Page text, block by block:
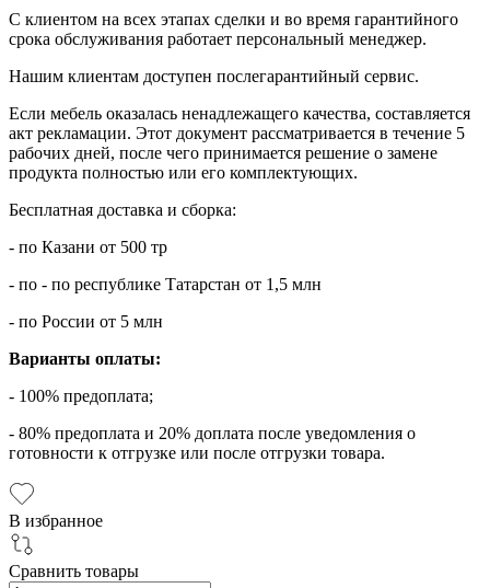
С клиентом на всех этапах сделки и во время гарантийного
срока обслуживания работает персональный менеджер.
Нашим клиентам доступен послегарантийный сервис.
Если мебель оказалась ненадлежащего качества, составляется
акт рекламации. Этот документ рассматривается в течение 5
рабочих дней, после чего принимается решение о замене
продукта полностью или его комплектующих.
Бесплатная доставка и сборка:
- по Казани от 500 тр
- по - по республике Татарстан от 1,5 млн
- по России от 5 млн
Варианты оплаты:
- 100% предоплата;
- 80% предоплата и 20% доплата после уведомления о
готовности к отгрузке или после отгрузки товара.
В избранное
Сравнить товары